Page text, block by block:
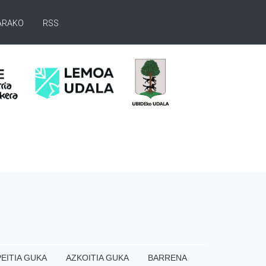
RSS
GUKA AZKOITIA GUKA BARRENA